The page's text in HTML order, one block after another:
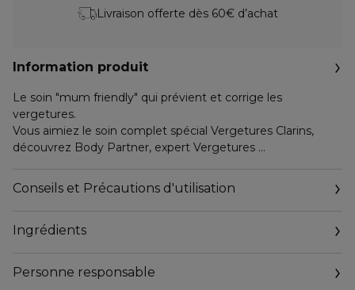
Livraison offerte dès 60€ d’achat
Information produit
Le soin "mum friendly" qui prévient et corrige les
vergetures.
Vous aimiez le soin complet spécial Vergetures Clarins,
découvrez Body Partner, expert Vergetures
1. Les prévenant
2. Les corrigeant
naissantes et installées [Longueur + largeur + profondeur +
3. Réconfortant la peau
Conseils et Précautions d'utilisation
Ingrédients
Personne responsable